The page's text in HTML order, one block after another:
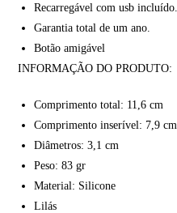
Recarregável com usb incluído.
Garantia total de um ano.
Botão amigável
INFORMAÇÃO DO PRODUTO:
Comprimento total: 11,6 cm
Comprimento inserível: 7,9 cm
Diâmetros: 3,1 cm
Peso: 83 gr
Material: Silicone
Lilás